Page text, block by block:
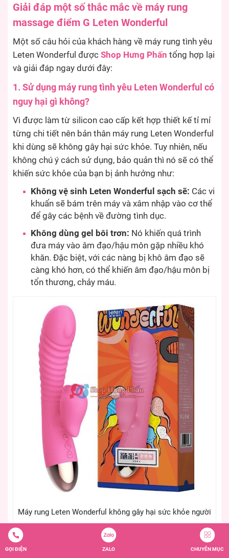
Giải đáp một số thắc mắc về máy rung
massage điểm G Leten Wonderful
Một số câu hỏi của khách hàng về máy rung tình yêu
Leten Wonderful được Shop Hưng Phấn tổng hợp lại
và giải đáp ngay dưới đây:
1. Sử dụng máy rung tình yêu Leten Wonderful có
nguy hại gì không?
Vì được làm từ silicon cao cấp kết hợp thiết kế tỉ mỉ
từng chi tiết nên bản thân máy rung Leten Wonderful
khi dùng sẽ không gây hại sức khỏe. Tuy nhiên, nếu
không chú ý cách sử dụng, bảo quản thì nó sẽ có thể
khiến sức khỏe của bạn bị ảnh hưởng như:
Không vệ sinh Leten Wonderful sạch sẽ: Các vi
khuẩn sẽ bám trên máy và xâm nhập vào cơ thể
để gây các bệnh về đường tình dục.
Không dùng gel bôi trơn: Nó khiến quá trình
đưa máy vào âm đạo/hậu môn gặp nhiều khó
khăn. Đặc biệt, với các nàng bị khô âm đạo sẽ
càng khó hơn, có thể khiến âm đạo/hậu môn bị
tổn thương, chảy máu.
Máy rung Leten Wonderful không gây hại sức khỏe người
dùng
GỌI ĐIỆN ZALO CHUYÊN MỤC